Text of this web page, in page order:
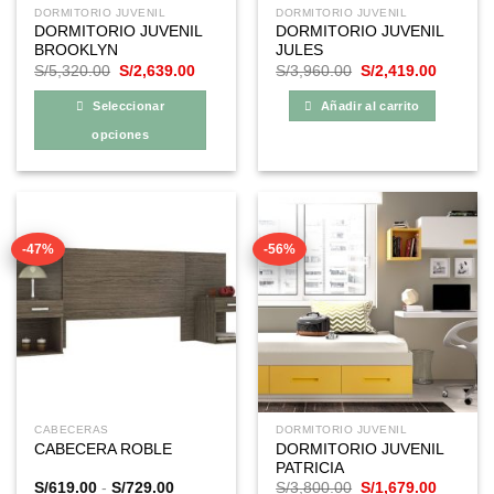
DORMITORIO JUVENIL
DORMITORIO JUVENIL
BROOKLYN
S/5,320.00 El
precio
original
era:
S/2,639.00El
Seleccionar
opciones
múltiples
variantes.
Las
opciones
se
pueden
página
producto
DORMITORIO JUVENIL
DORMITORIO JUVENIL
JULES
S/3,960.00 El
precio
original
era:
S/3,960.00.
S/2,419.00El
Añadir al carrito
-47%
CABECERAS
CABECERA ROBLE
S/619.00 - S/729.00Rango
-56%
DORMITORIO JUVENIL
DORMITORIO JUVENIL
PATRICIA
S/3,800.00 El
S/1,679.00El